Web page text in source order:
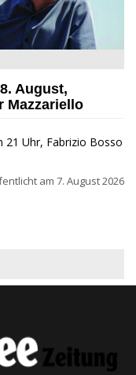
zu Gast beim Garda
August,
Mazzariello
21 Uhr, Fabrizio Bosso
am 7. August 2026